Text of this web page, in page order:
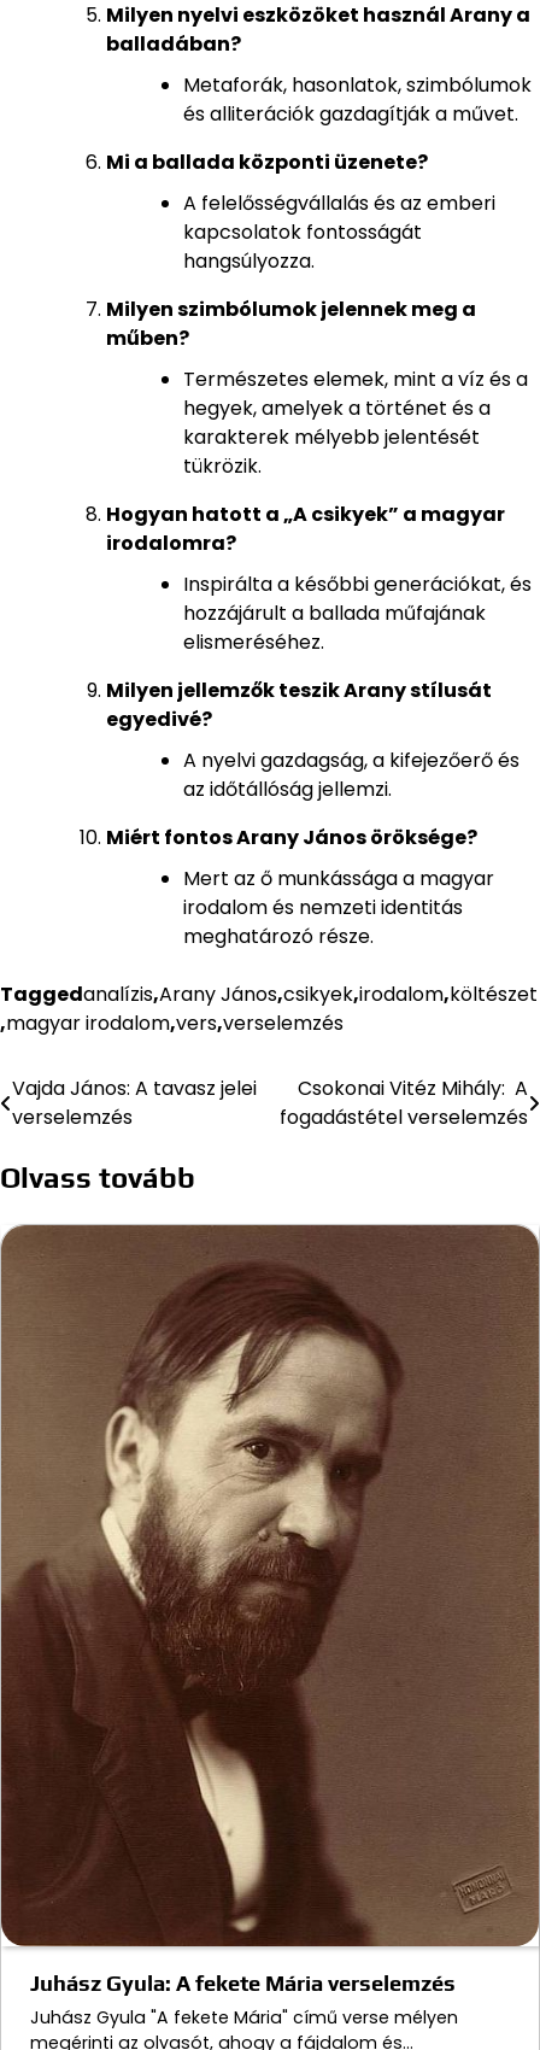
Milyen nyelvi eszközöket használ Arany a
balladában?
Metaforák, hasonlatok, szimbólumok
és alliterációk gazdagítják a művet.
Mi a ballada központi üzenete?
A felelősségvállalás és az emberi
kapcsolatok fontosságát
hangsúlyozza.
Milyen szimbólumok jelennek meg a
műben?
Természetes elemek, mint a víz és a
hegyek, amelyek a történet és a
karakterek mélyebb jelentését
tükrözik.
Hogyan hatott a „A csikyek” a magyar
irodalomra?
Inspirálta a későbbi generációkat, és
hozzájárult a ballada műfajának
elismeréséhez.
Milyen jellemzők teszik Arany stílusát
egyedivé?
A nyelvi gazdagság, a kifejezőerő és
az időtállóság jellemzi.
Miért fontos Arany János öröksége?
Mert az ő munkássága a magyar
irodalom és nemzeti identitás
meghatározó része.
Taggedanalízis,Arany János,csikyek,irodalom,költészet
,magyar irodalom,vers,verselemzés
Bejegyzés
Vajda János: A tavasz jelei
verselemzés
Csokonai Vitéz Mihály: A
fogadástétel verselemzés
Olvass tovább
Juhász Gyula: A fekete Mária verselemzés
Juhász Gyula "A fekete Mária" című verse mélyen
megérinti az olvasót, ahogy a fájdalom és…